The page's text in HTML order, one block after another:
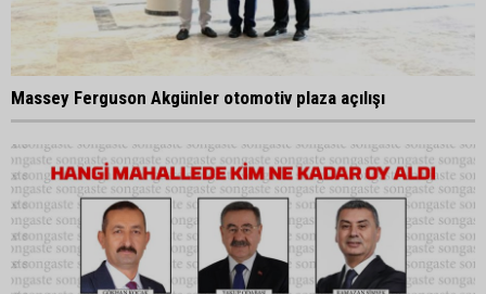
Massey Ferguson Akgünler otomotiv plaza açılışı